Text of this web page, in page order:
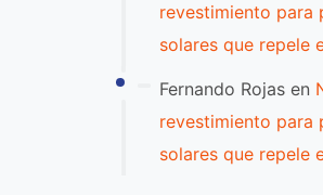
revestimiento para
solares que repele
Fernando Rojas en
revestimiento para
solares que repele